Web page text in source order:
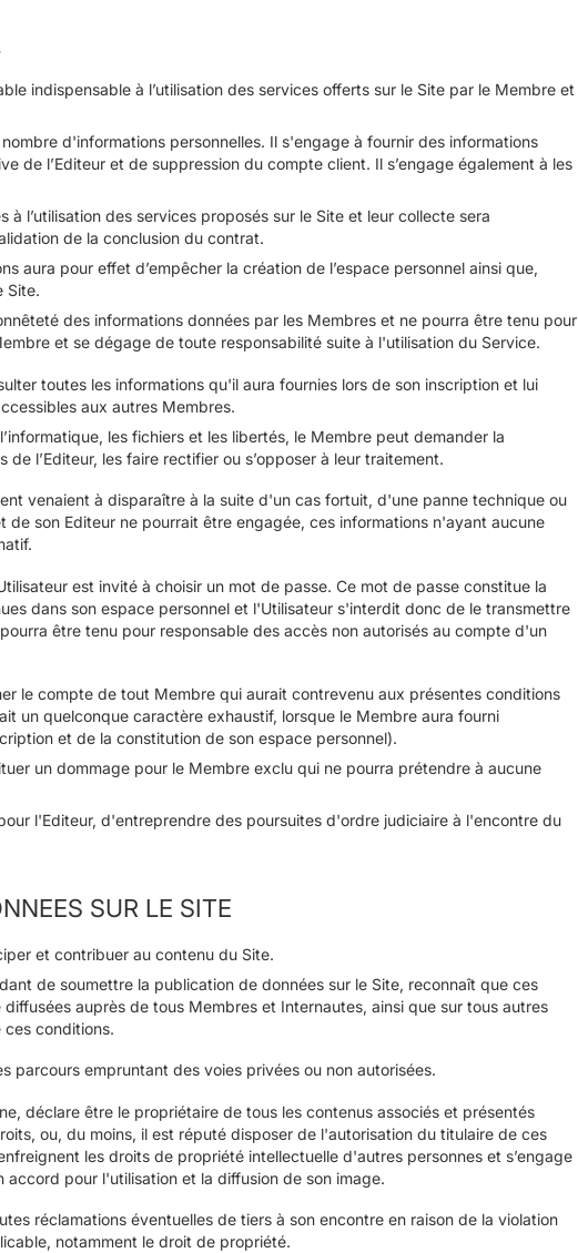
indispensable à l’utilisation des services offerts sur le Site par le Membre et
d'informations personnelles. Il s'engage à fournir des informations
de l’Editeur et de suppression du compte client. Il s’engage également à les
l’utilisation des services proposés sur le Site et leur collecte sera
de la conclusion du contrat.
aura pour effet d’empêcher la création de l’espace personnel ainsi que,
Site.
des informations données par les Membres et ne pourra être tenu pour
et se dégage de toute responsabilité suite à l'utilisation du Service.
toutes les informations qu'il aura fournies lors de son inscription et lui
aux autres Membres.
les fichiers et les libertés, le Membre peut demander la
l’Editeur, les faire rectifier ou s’opposer à leur traitement.
venaient à disparaître à la suite d'un cas fortuit, d'une panne technique ou
son Editeur ne pourrait être engagée, ces informations n'ayant aucune
est invité à choisir un mot de passe. Ce mot de passe constitue la
dans son espace personnel et l'Utilisateur s'interdit donc de le transmettre
être tenu pour responsable des accès non autorisés au compte d'un
le compte de tout Membre qui aurait contrevenu aux présentes conditions
un quelconque caractère exhaustif, lorsque le Membre aura fourni
et de la constitution de son espace personnel).
un dommage pour le Membre exclu qui ne pourra prétendre à aucune
l'Editeur, d'entreprendre des poursuites d'ordre judiciaire à l'encontre du
SUR LE SITE
et contribuer au contenu du Site.
de soumettre la publication de données sur le Site, reconnaît que ces
auprès de tous Membres et Internautes, ainsi que sur tous autres
ces conditions.
parcours empruntant des voies privées ou non autorisées.
déclare être le propriétaire de tous les contenus associés et présentés
ou, du moins, il est réputé disposer de l'autorisation du titulaire de ces
les droits de propriété intellectuelle d'autres personnes et s’engage
pour l'utilisation et la diffusion de son image.
réclamations éventuelles de tiers à son encontre en raison de la violation
notamment le droit de propriété.